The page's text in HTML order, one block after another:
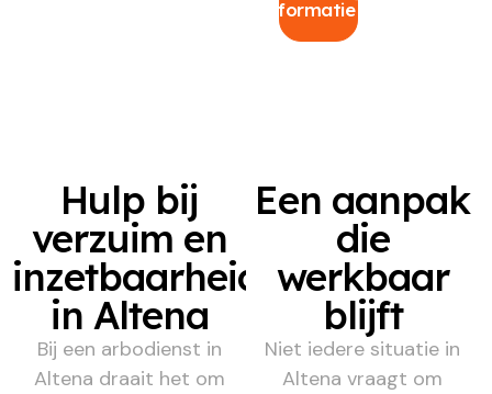
informatie
Hulp bij
verzuim en
inzetbaarheid
in Altena
Bij een arbodienst in
Altena draait het om
Een aanpak
die
werkbaar
blijft
Niet iedere situatie in
Altena vraagt om